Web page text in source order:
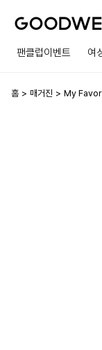
팬클럽이벤트 여
홈 매거진 My